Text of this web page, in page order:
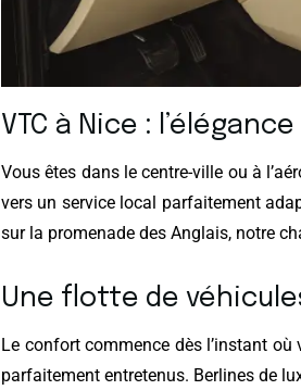
VTC à Nice :
Vous êtes dans le centre-ville ou à
vers un service local parfaitement
sur la promenade des Anglais, notre
Une flotte de
Le confort commence dès l’instant
parfaitement entretenus. Berlines de